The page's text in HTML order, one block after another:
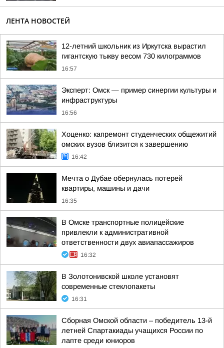
ЛЕНТА НОВОСТЕЙ
12-летний школьник из Иркутска вырастил
гигантскую тыкву весом 730 килограммов
16:57
Эксперт: Омск — пример синергии культуры и
инфраструктуры
16:56
Хоценко: капремонт студенческих общежитий
омских вузов близится к завершению
16:42
Мечта о Дубае обернулась потерей
квартиры, машины и дачи
16:35
В Омске транспортные полицейские
привлекли к административной
ответственности двух авиапассажиров
16:32
В Золотонивской школе установят
современные стеклопакеты
16:31
Сборная Омской области – победитель 13-й
летней Спартакиады учащихся России по
лапте среди юниоров